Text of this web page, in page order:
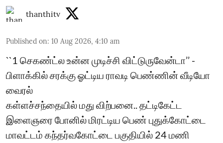
thanthitv
Published on: 10 Aug 2026, 4:10 am
``1 செகண்ட்ல உன்ன முடிச்சி விட்டுருவேன்டா’’ -
பிளாக்கில் சரக்கு ஓட்டிய ராவடி பெண்ணின் வீடியோ
வைரல்
கள்ளச்சந்தையில் மது விற்பனை.. தட்டிகேட்ட
இளைஞரை போனில் மிரட்டிய பெண் புதுக்கோட்டை
மாவட்டம் கந்தர்வகோட்டை பகுதியில் 24 மணி